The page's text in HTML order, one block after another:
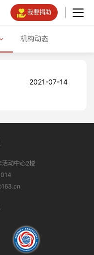
我要捐助
机构动态
2021-07-14
动中心2楼